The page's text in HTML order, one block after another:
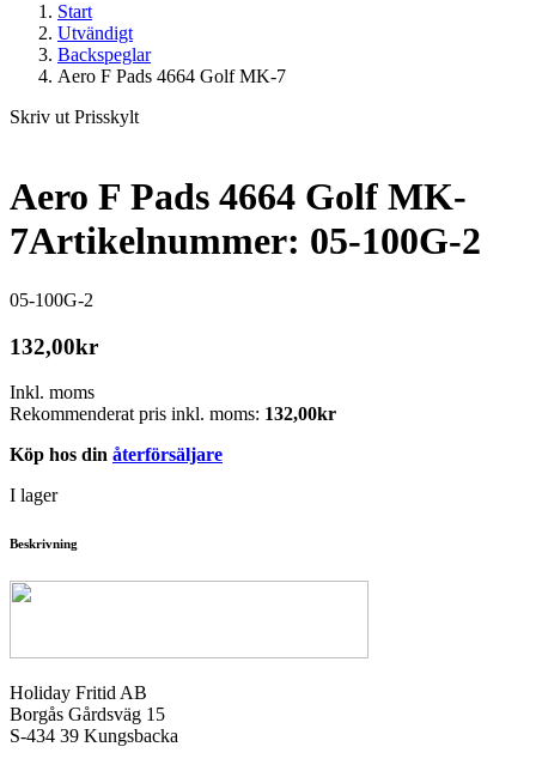
Start
Utvändigt
Backspeglar
Aero F Pads 4664 Golf MK-7
Skriv ut Prisskylt
Aero F Pads 4664 Golf MK-
7Artikelnummer: 05-100G-2
05-100G-2
132,00kr
Inkl. moms
Rekommenderat pris inkl. moms: 132,00kr
Köp hos din återförsäljare
I lager
Beskrivning
Holiday Fritid AB
Borgås Gårdsväg 15
S-434 39 Kungsbacka